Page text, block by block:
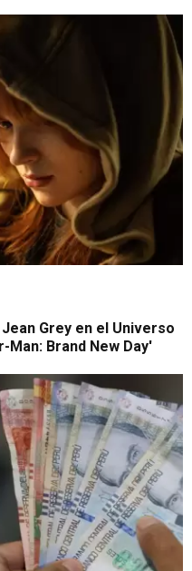
Grey en el Universo
Brand New Day'